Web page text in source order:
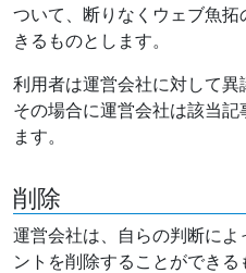
ついて、断りなくウェブ魚
きるものとします。
利用者は運営会社に対して異
その場合に運営会社は該当
ます。
削除
運営会社は、自らの判断に
ントを削除することができる